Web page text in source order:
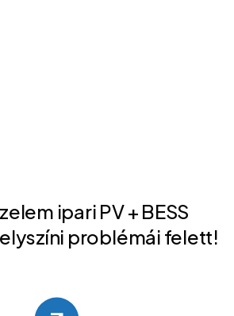
ipari PV + BESS
problémái felett!